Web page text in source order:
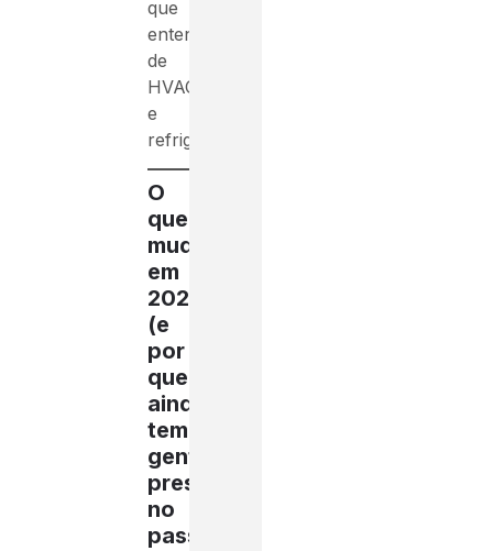
que
entende
de
HVAC
e
refrigeração.
O
que
mudou
em
2025
(e
por
que
ainda
tem
gente
presa
no
passado)